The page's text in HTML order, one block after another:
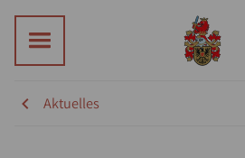
Aktuelles